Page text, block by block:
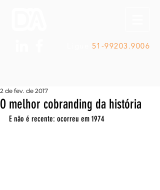
51-99203.9006
O melhor cobranding da história
2 de fev. de 2017
E não é recente: ocorreu em 1974